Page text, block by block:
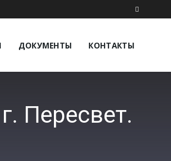
ДОКУМЕНТЫ КОНТАКТЫ
Пересвет.